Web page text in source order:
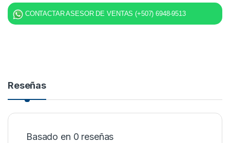
CONTACTAR ASESOR DE VENTAS (+507) 6948-9513
Reseñas
Basado en 0 reseñas